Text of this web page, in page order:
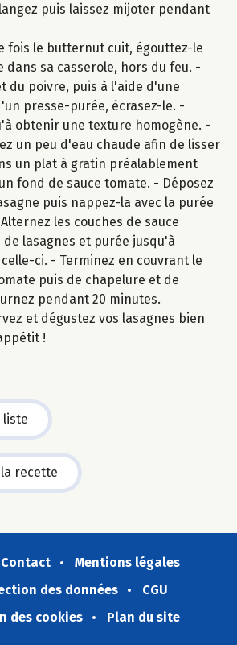
puis laissez mijoter pendant
fois le butternut cuit, égouttez-le
dans sa casserole, hors du feu. -
du poivre, puis à l'aide d'une
presse-purée, écrasez-le. -
obtenir une texture homogène. -
un peu d'eau chaude afin de lisser
un plat à gratin préalablement
fond de sauce tomate. - Déposez
puis nappez-la avec la purée
les couches de sauce
lasagnes et purée jusqu'à
ci. - Terminez en couvrant le
puis de chapelure et de
pendant 20 minutes.
et dégustez vos lasagnes bien
!
liste
recette
Contact
Mentions légales
des données
CGU
des cookies
Plan du site